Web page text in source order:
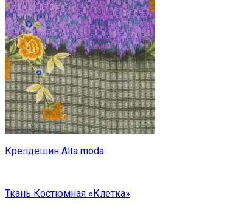
Крепдешин Alta moda
Ткань Костюмная «Клетка»